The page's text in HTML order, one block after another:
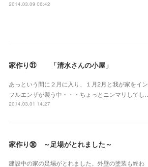
2014.03.09 06:42
家作り㉛ 「清水さんの小屋」
あっという間に２月に入り、１月2月と我が家をイン
フルエンザが襲う中・・・ちょっとニンマリしてし…
2014.03.01 14:27
家作り㉚ ～足場がとれました～
建設中の家の足場がとれました。外壁の塗装も終わ